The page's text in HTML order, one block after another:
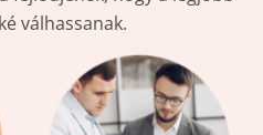
válhassanak.